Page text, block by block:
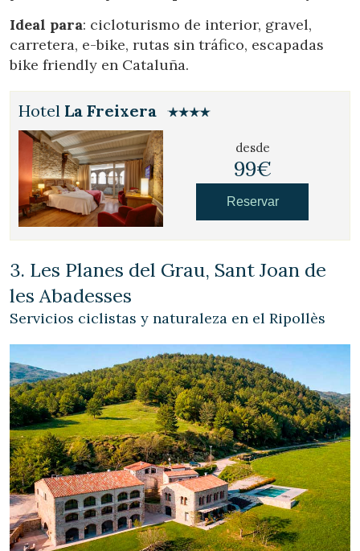
Ideal para: cicloturismo de interior, gravel,
carretera, e-bike, rutas sin tráfico, escapadas
bike friendly en Cataluña.
Hotel La Freixera
desde
99€
Reservar
3. Les Planes del Grau, Sant Joan de
les Abadesses
Servicios ciclistas y naturaleza en el Ripollès